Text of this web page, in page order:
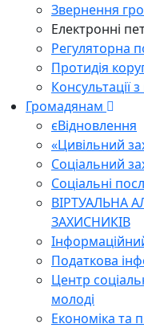
Звернення
Електронні
Регуляторна
Протидія
Консультації
Громадянам
єВідновлення
«Цивільний
Соціальний
Соціальні
ВІРТУАЛЬНА
ЗАХИСНИКІВ
Податкова
Центр
молоді
Економіка та